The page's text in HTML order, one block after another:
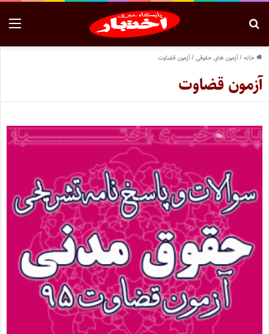
خانه/آزمون های حقوقی/آزمون قضاوت
آزمون قضاوت